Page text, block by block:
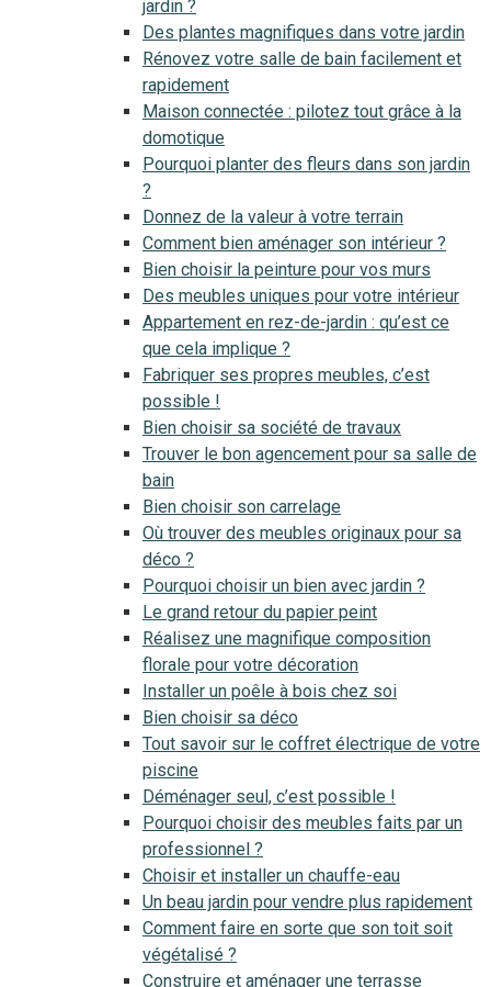
jardin ?
Des plantes magnifiques dans votre jardin
Rénovez votre salle de bain facilement et
rapidement
Maison connectée : pilotez tout grâce à la
domotique
Pourquoi planter des fleurs dans son jardin
?
Donnez de la valeur à votre terrain
Comment bien aménager son intérieur ?
Bien choisir la peinture pour vos murs
Des meubles uniques pour votre intérieur
Appartement en rez-de-jardin : qu’est ce
que cela implique ?
Fabriquer ses propres meubles, c’est
possible !
Bien choisir sa société de travaux
Trouver le bon agencement pour sa salle de
bain
Bien choisir son carrelage
Où trouver des meubles originaux pour sa
déco ?
Pourquoi choisir un bien avec jardin ?
Le grand retour du papier peint
Réalisez une magnifique composition
florale pour votre décoration
Installer un poêle à bois chez soi
Bien choisir sa déco
Tout savoir sur le coffret électrique de votre
piscine
Déménager seul, c’est possible !
Pourquoi choisir des meubles faits par un
professionnel ?
Choisir et installer un chauffe-eau
Un beau jardin pour vendre plus rapidement
Comment faire en sorte que son toit soit
végétalisé ?
Construire et aménager une terrasse